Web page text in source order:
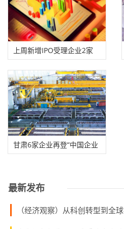
上周新增IPO受理企业2家
甘肃6家企业再登“中国企业
最新发布
（经济观察）从科创转型到全